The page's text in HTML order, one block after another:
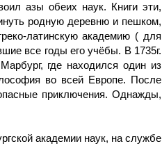
азы обеих наук. Книги эти,
родную деревню и пешком,
латинскую академию ( для
все годы его учёбы. В 1735г.
где находился один из
во всей Европе. После
приключения. Однажды,
акаде­мии наук, на службе